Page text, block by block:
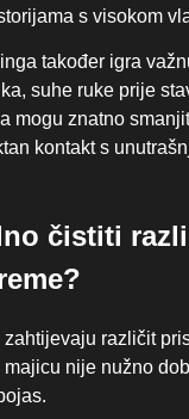
s visokom
također igra
suhe ruke prije
mogu znatno
kontakt s
čistiti
različit
nije nužno